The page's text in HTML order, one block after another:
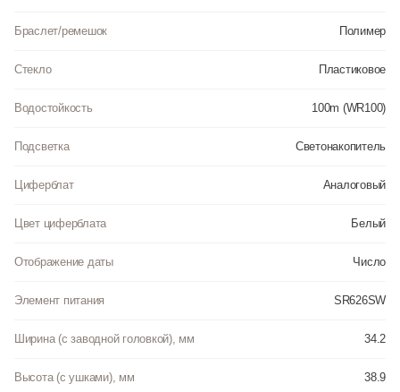
Браслет/ремешок Полимер
Стекло Пластиковое
Водостойкость 100m (WR100)
Подсветка Светонакопитель
Циферблат Аналоговый
Цвет циферблата Белый
Отображение даты Число
Элемент питания SR626SW
Ширина (с заводной головкой), мм 34.2
Высота (с ушками), мм 38.9